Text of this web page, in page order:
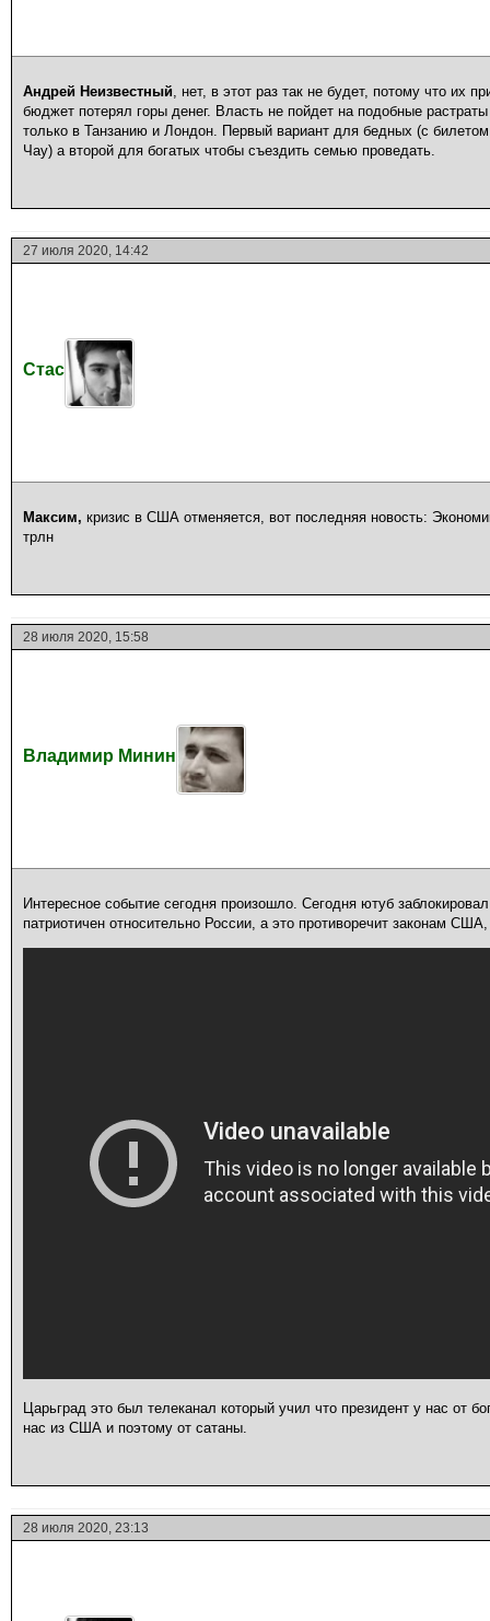
Андрей Неизвестный, нет, в этот раз так не будет, потому что их
бюджет потерял горы денег. Власть не пойдет на подобные
только в Танзанию и Лондон. Первый вариант для бедных (с
Чау) а второй для богатых чтобы съездить семью проведать.
27 июля 2020, 14:42
Стас
Максим, кризис в США отменяется, вот последняя новость:
трлн
28 июля 2020, 15:58
Владимир Минин
Интересное событие сегодня произошло. Сегодня ютуб
патриотичен относительно России, а это противоречит законам
Царьград это был телеканал который учил что президент у нас от
нас из США и поэтому от сатаны.
28 июля 2020, 23:13